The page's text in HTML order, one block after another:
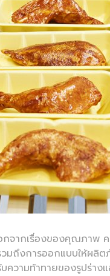
จากเรื่องของคุณภา
ถึงการออกแบบให้ผลิ
วามท้าทายของรูปร่า